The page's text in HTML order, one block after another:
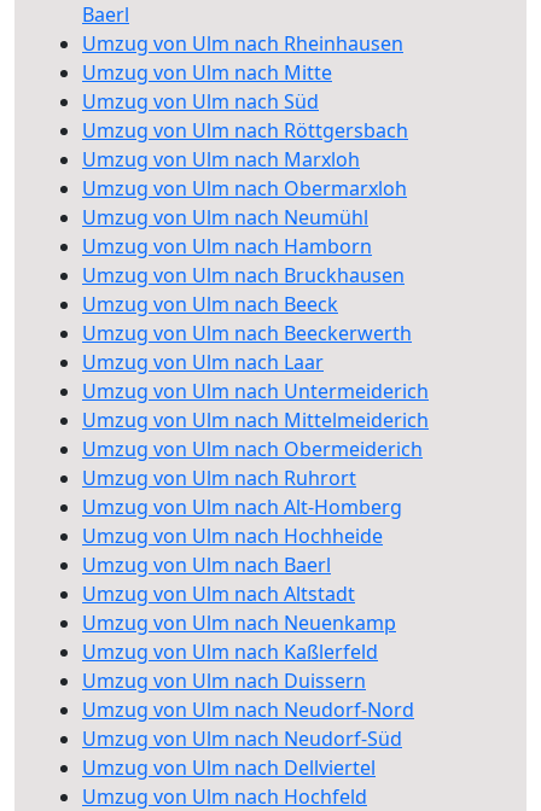
Baerl
Umzug von Ulm nach Rheinhausen
Umzug von Ulm nach Mitte
Umzug von Ulm nach Süd
Umzug von Ulm nach Röttgersbach
Umzug von Ulm nach Marxloh
Umzug von Ulm nach Obermarxloh
Umzug von Ulm nach Neumühl
Umzug von Ulm nach Hamborn
Umzug von Ulm nach Bruckhausen
Umzug von Ulm nach Beeck
Umzug von Ulm nach Beeckerwerth
Umzug von Ulm nach Laar
Umzug von Ulm nach Untermeiderich
Umzug von Ulm nach Mittelmeiderich
Umzug von Ulm nach Obermeiderich
Umzug von Ulm nach Ruhrort
Umzug von Ulm nach Alt-Homberg
Umzug von Ulm nach Hochheide
Umzug von Ulm nach Baerl
Umzug von Ulm nach Altstadt
Umzug von Ulm nach Neuenkamp
Umzug von Ulm nach Kaßlerfeld
Umzug von Ulm nach Duissern
Umzug von Ulm nach Neudorf-Nord
Umzug von Ulm nach Neudorf-Süd
Umzug von Ulm nach Dellviertel
Umzug von Ulm nach Hochfeld